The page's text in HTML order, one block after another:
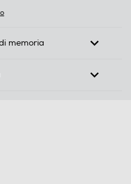
applicato per Marca:
memoria